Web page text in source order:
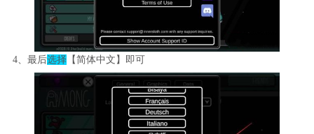
4、最后选择 【简体中文】即可